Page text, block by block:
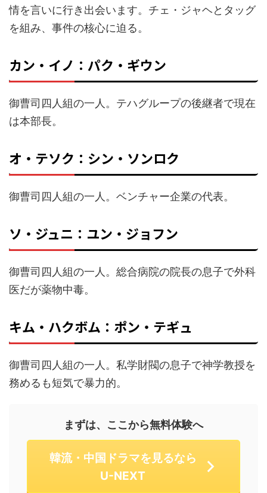
情を言いに行き出会います。チェ・ジャヘとタッグ
を組み、事件の核心に迫る。
カン・イノ：パク・ギウン
御曹司四人組の一人。テハグループの後継者で現在
は本部長。
オ・テソク：シン・ソンロク
御曹司四人組の一人。ベンチャー企業の代表。
ソ・ジュニ：ユン・ジョフン
御曹司四人組の一人。総合病院の院長の息子で外科
医だが薬物中毒。
キム・ハクボム：ポン・テギュ
御曹司四人組の一人。私学財閥の息子で神学教授を
務めるも短気で暴力的。
まずは、ここから無料体験へ
韓流・中国ドラマを見るなら
U-NEXT